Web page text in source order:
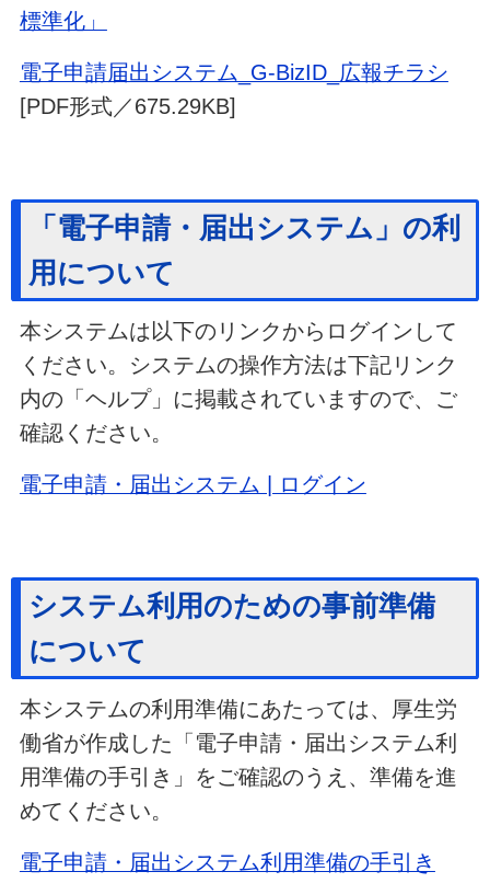
標準化」
電子申請届出システム_G-BizID_広報チラシ
[PDF形式／675.29KB]
「電子申請・届出システム」の利
用について
本システムは以下のリンクからログインして
ください。システムの操作方法は下記リンク
内の「ヘルプ」に掲載されていますので、ご
確認ください。
電子申請・届出システム | ログイン
システム利用のための事前準備
について
本システムの利用準備にあたっては、厚生労
働省が作成した「電子申請・届出システム利
用準備の手引き」をご確認のうえ、準備を進
めてください。
電子申請・届出システム利用準備の手引き